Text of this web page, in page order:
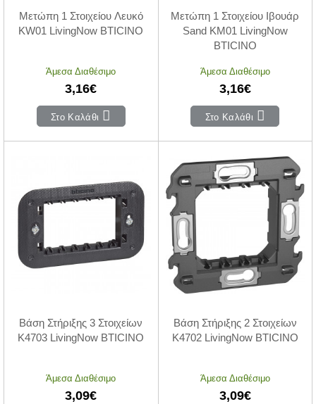
Μετώπη 1 Στοιχείου Λευκό
KW01 LivingNow BTICINO
Άμεσα Διαθέσιμο
3,16€
Στο Καλάθι
Μετώπη 1 Στοιχείου Ιβουάρ
Sand KM01 LivingNow
BTICINO
Άμεσα Διαθέσιμο
3,16€
Στο Καλάθι
Βάση Στήριξης 3 Στοιχείων
K4703 LivingNow BTICINO
Άμεσα Διαθέσιμο
3,09€
Βάση Στήριξης 2 Στοιχείων
K4702 LivingNow BTICINO
Άμεσα Διαθέσιμο
3,09€